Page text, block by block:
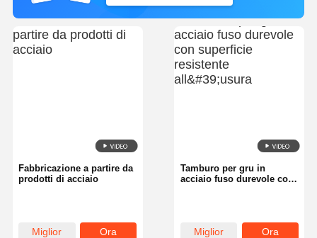
Tamburo per gru in
acciaio fuso durevole con
Miglior
Ora
Fabbricazione a partire da
prodotti di acciaio
Miglior
Ora